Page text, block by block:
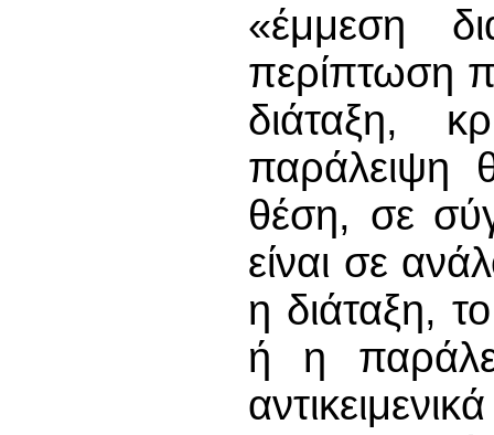
«έμμεση
περίπτωση
διάταξη,
παράλειψη
θέση, σε
είναι σε
η διάταξη,
ή η